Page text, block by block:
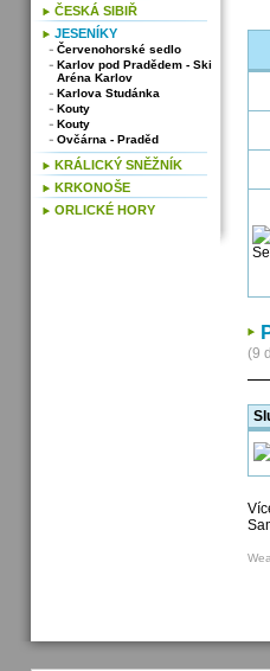
(9
ČESKÁ SIBIŘ
JESENÍKY
Červenohorské sedlo
Karlov pod Pradědem - Ski
Aréna Karlov
Karlova Studánka
Kouty
Kouty
Ovčárna - Praděd
KRÁLICKÝ SNĚŽNÍK
KRKONOŠE
ORLICKÉ HORY